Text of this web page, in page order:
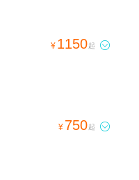
¥ 1150起 
¥ 750起 